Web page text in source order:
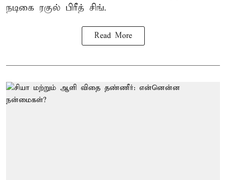
நடிகை ரகுல் பிரீத் சிங்.
Read More